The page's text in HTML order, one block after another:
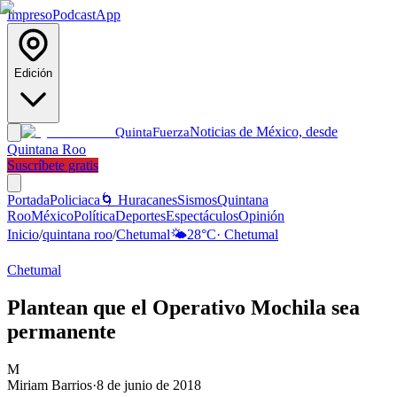
ImpresoPodcastApp
Edición
QuintaFuerzaNoticias de México, desde
Quintana Roo
Suscríbete gratis
PortadaPoliciaca 🌀 HuracanesSismosQuintana
RooMéxicoPolíticaDeportesEspectáculosOpinión
Inicio/quintana roo/Chetumal🌤️28°C· Chetumal
Chetumal
Plantean que el Operativo Mochila sea
permanente
M
Miriam Barrios·8 de junio de 2018